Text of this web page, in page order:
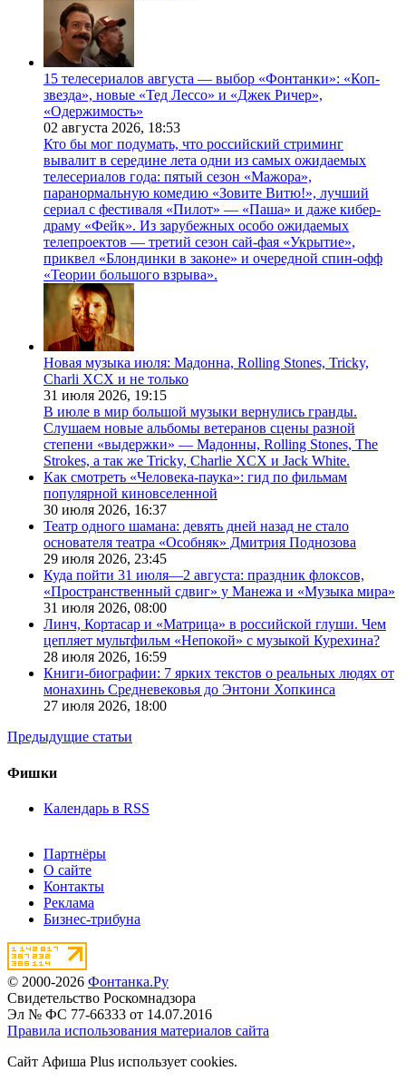
15 телесериалов августа — выбор «Фонтанки»: «Коп-
звезда», новые «Тед Лессо» и «Джек Ричер»,
«Одержимость»
02 августа 2026, 18:53
Кто бы мог подумать, что российский стриминг
вывалит в середине лета одни из самых ожидаемых
телесериалов года: пятый сезон «Мажора»,
паранормальную комедию «Зовите Витю!», лучший
сериал с фестиваля «Пилот» — «Паша» и даже кибер-
драму «Фейк». Из зарубежных особо ожидаемых
телепроектов — третий сезон сай-фая «Укрытие»,
приквел «Блондинки в законе» и очередной спин-офф
«Теории большого взрыва».
Новая музыка июля: Мадонна, Rolling Stones, Tricky,
Charli XCX и не только
31 июля 2026, 19:15
В июле в мир большой музыки вернулись гранды.
Слушаем новые альбомы ветеранов сцены разной
степени «выдержки» — Мадонны, Rolling Stones, The
Strokes, а так же Tricky, Charlie XCX и Jack White.
Как смотреть «Человека-паука»: гид по фильмам
популярной киновселенной
30 июля 2026, 16:37
Театр одного шамана: девять дней назад не стало
основателя театра «Особняк» Дмитрия Поднозова
29 июля 2026, 23:45
Куда пойти 31 июля—2 августа: праздник флоксов,
«Пространственный сдвиг» у Манежа и «Музыка мира»
31 июля 2026, 08:00
Линч, Кортасар и «Матрица» в российской глуши. Чем
цепляет мультфильм «Непокой» с музыкой Курехина?
28 июля 2026, 16:59
Книги-биографии: 7 ярких текстов о реальных людях от
монахинь Средневековья до Энтони Хопкинса
27 июля 2026, 18:00
Предыдущие статьи
Фишки
Календарь в RSS
Партнёры
О сайте
Контакты
Реклама
Бизнес-трибуна
© 2000-2026 Фонтанка.Ру
Свидетельство Роскомнадзора
Эл № ФС 77-66333 от 14.07.2016
Правила использования материалов сайта
Сайт Афиша Plus использует cookies.